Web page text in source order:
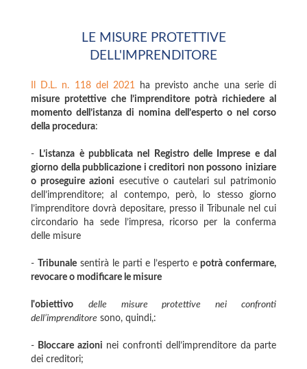
LE MISURE PROTETTIVE
DELL'IMPRENDITORE
Il D.L. n. 118 del 2021
ha previsto anche una serie di
misure protettive che l’imprenditore potrà richiedere al
momento dell’istanza di nomina dell’esperto o nel corso
della procedura:
-
L’istanza è pubblicata nel Registro delle Imprese e dal
giorno della pubblicazione i creditori non possono iniziare
o proseguire azioni esecutive o cautelari sul patrimonio
dell’imprenditore; al contempo, però, lo stesso giorno
l’imprenditore dovrà depositare, presso il Tribunale nel cui
circondario ha sede l’impresa, ricorso per la conferma
delle misure
- Tribunalesentirà le parti e l’esperto e potrà confermare,
revocare o modificare le misure
l'obiettivo
delle misure protettive nei confronti
dell’imprenditore sono, quindi,:
- Bloccare azioni nei confronti dell’imprenditore da parte
dei creditori;